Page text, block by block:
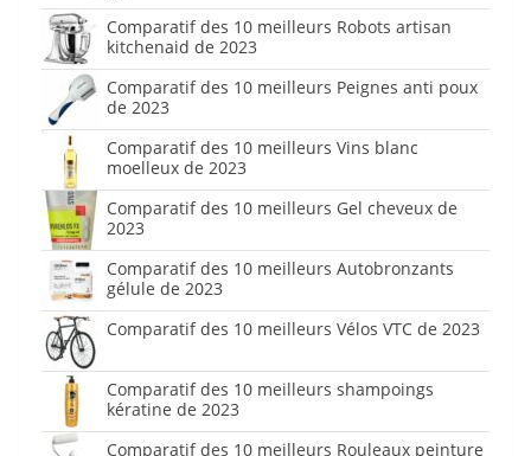
Comparatif des 10 meilleurs Robots artisan
kitchenaid de 2023
Comparatif des 10 meilleurs Peignes anti poux
de 2023
Comparatif des 10 meilleurs Vins blanc
moelleux de 2023
Comparatif des 10 meilleurs Gel cheveux de
2023
Comparatif des 10 meilleurs Autobronzants
gélule de 2023
Comparatif des 10 meilleurs Vélos VTC de 2023
Comparatif des 10 meilleurs shampoings
kératine de 2023
Comparatif des 10 meilleurs Rouleaux peinture